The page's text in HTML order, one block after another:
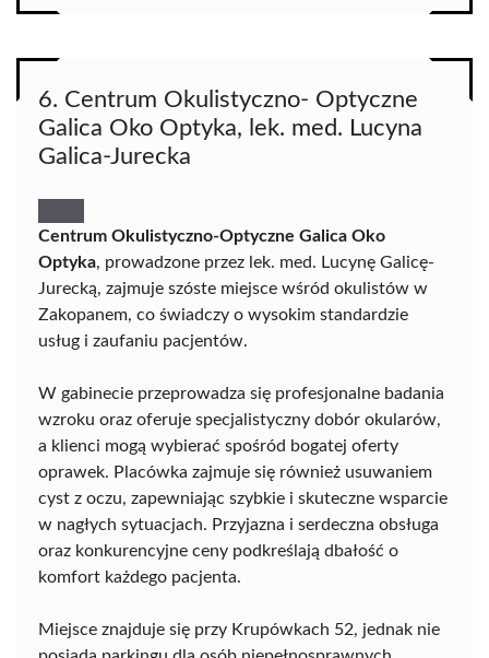
6. Centrum Okulistyczno- Optyczne
Galica Oko Optyka, lek. med. Lucyna
Galica-Jurecka
Centrum Okulistyczno-Optyczne Galica Oko
Optyka, prowadzone przez lek. med. Lucynę Galicę-
Jurecką, zajmuje szóste miejsce wśród okulistów w
Zakopanem, co świadczy o wysokim standardzie
usług i zaufaniu pacjentów.
W gabinecie przeprowadza się profesjonalne badania
wzroku oraz oferuje specjalistyczny dobór okularów,
a klienci mogą wybierać spośród bogatej oferty
oprawek. Placówka zajmuje się również usuwaniem
cyst z oczu, zapewniając szybkie i skuteczne wsparcie
w nagłych sytuacjach. Przyjazna i serdeczna obsługa
oraz konkurencyjne ceny podkreślają dbałość o
komfort każdego pacjenta.
Miejsce znajduje się przy Krupówkach 52, jednak nie